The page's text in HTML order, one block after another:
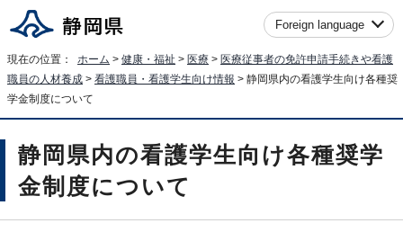
Foreign language
現在の位置： ホーム > 健康・福祉 > 医療 > 医療従事者の免許申請手続きや看護
職員の人材養成 > 看護職員・看護学生向け情報 > 静岡県内の看護学生向け各種奨
学金制度について
静岡県内の看護学生向け各種奨学
金制度について